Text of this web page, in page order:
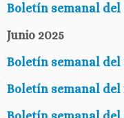
Boletín semanal del
Junio 2025
Boletín semanal del
Boletín semanal del